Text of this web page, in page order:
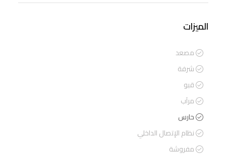
الميزات
مصعد
شرفة
قبو
مرآب
حارس
نظام الإتصال الداخلي
مفروشة